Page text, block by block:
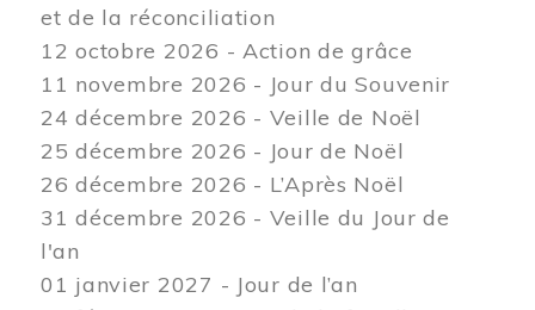
et de la réconciliation
12 octobre 2026 - Action de grâce
11 novembre 2026 - Jour du Souvenir
24 décembre 2026 - Veille de Noël
25 décembre 2026 - Jour de Noël
26 décembre 2026 - L’Après Noël
31 décembre 2026 - Veille du Jour de
l'an
01 janvier 2027 - Jour de l’an